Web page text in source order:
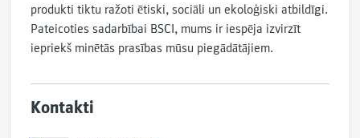
produkti tiktu ražoti ētiski, sociāli un ekoloģiski atbildīgi.
Pateicoties sadarbībai BSCI, mums ir iespēja izvirzīt
iepriekš minētās prasības mūsu piegādātājiem.
Kontakti